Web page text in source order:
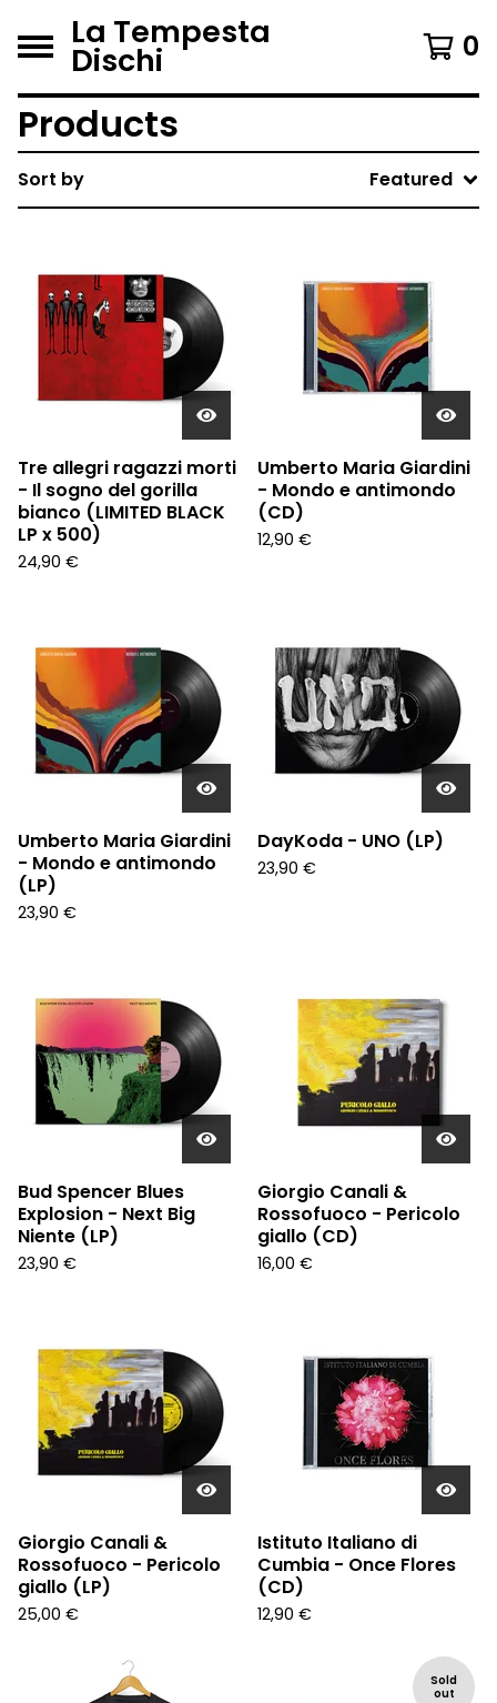
La Tempesta
Dischi 0
Products
Sort by Featured
Tre allegri ragazzi morti
- Il sogno del gorilla
bianco (LIMITED BLACK
LP x 500)
24,90 €
Umberto Maria Giardini
- Mondo e antimondo
(CD)
12,90 €
Umberto Maria Giardini
- Mondo e antimondo
(LP)
23,90 €
DayKoda - UNO (LP)
23,90 €
Bud Spencer Blues
Explosion - Next Big
Niente (LP)
23,90 €
Giorgio Canali &
Rossofuoco - Pericolo
giallo (CD)
16,00 €
Giorgio Canali &
Rossofuoco - Pericolo
giallo (LP)
25,00 €
Istituto Italiano di
Cumbia - Once Flores
(CD)
12,90 €
Sold
out